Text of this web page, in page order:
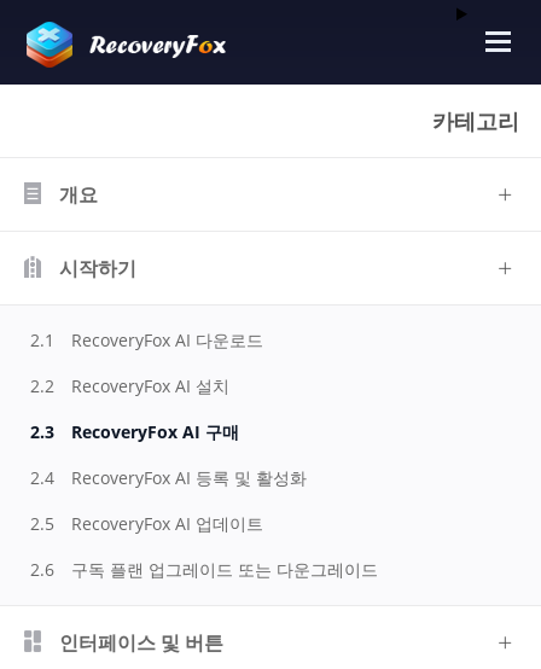
카테고리
개요
시작하기
2.1
RecoveryFox AI 다운로드
2.2
RecoveryFox AI 설치
2.3
RecoveryFox AI 구매
2.4
RecoveryFox AI 등록 및 활성화
2.5
RecoveryFox AI 업데이트
2.6
구독 플랜 업그레이드 또는 다운그레이드
인터페이스 및 버튼